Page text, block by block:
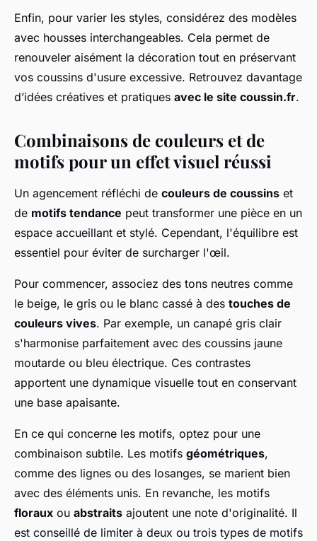
Enfin, pour varier les styles, considérez des modèles
avec housses interchangeables. Cela permet de
renouveler aisément la décoration tout en préservant
vos coussins d'usure excessive. Retrouvez davantage
d’idées créatives et pratiques avec le site coussin.fr.
Combinaisons de couleurs et de
motifs pour un effet visuel réussi
Un agencement réfléchi de couleurs de coussins et
de motifs tendance peut transformer une pièce en un
espace accueillant et stylé. Cependant, l'équilibre est
essentiel pour éviter de surcharger l'œil.
Pour commencer, associez des tons neutres comme
le beige, le gris ou le blanc cassé à des touches de
couleurs vives. Par exemple, un canapé gris clair
s'harmonise parfaitement avec des coussins jaune
moutarde ou bleu électrique. Ces contrastes
apportent une dynamique visuelle tout en conservant
une base apaisante.
En ce qui concerne les motifs, optez pour une
combinaison subtile. Les motifs géométriques,
comme des lignes ou des losanges, se marient bien
avec des éléments unis. En revanche, les motifs
floraux ou abstraits ajoutent une note d'originalité. Il
est conseillé de limiter à deux ou trois types de motifs